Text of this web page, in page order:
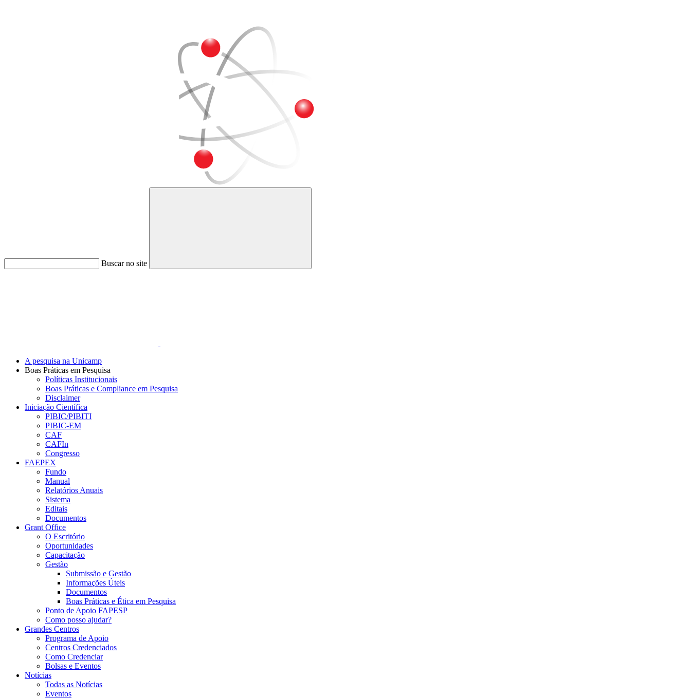
Buscar no site
Buscar
A pesquisa na Unicamp
Boas Práticas em Pesquisa
Políticas Institucionais
Boas Práticas e Compliance em Pesquisa
Disclaimer
Iniciação Científica
PIBIC/PIBITI
PIBIC-EM
CAF
CAFIn
Congresso
FAEPEX
Fundo
Manual
Relatórios Anuais
Sistema
Editais
Documentos
Grant Office
O Escritório
Oportunidades
Capacitação
Gestão
Submissão e Gestão
Informações Úteis
Documentos
Boas Práticas e Ética em Pesquisa
Ponto de Apoio FAPESP
Como posso ajudar?
Grandes Centros
Programa de Apoio
Centros Credenciados
Como Credenciar
Bolsas e Eventos
Notícias
Todas as Notícias
Eventos